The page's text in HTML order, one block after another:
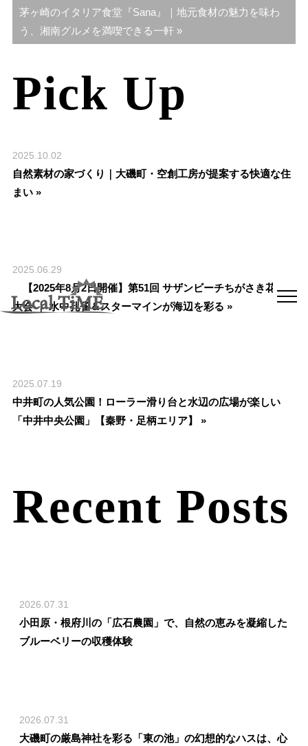
ビ
ン
茅ヶ崎のイタリア食堂『Sana』｜地元食材の魅力を味わ
う、湘南グルメを満喫できる一軒 »
Pick Up
2025.10.02
自然素材の家づくり｜大磯町・空創工房が提案する快適な住
まい »
2025.06.29
【2025年8月2日開催】第51回 サザンビーチちがさき花火
大会 ｜ 水中孔雀＆スターマインが海辺を彩る »
2025.07.19
中井町の人気公園！ローラー滑り台と水辺の広場が楽しい
「中井中央公園」【秦野・足柄エリア】 »
Recent Posts
2026.07.31
小田原・根府川の「広石農園」で、自然の恵みを凝縮した
ブルーベリーの収穫体験
2026.07.31
大磯町の厳島神社を彩る「東の池」の幻想的なハスは、心